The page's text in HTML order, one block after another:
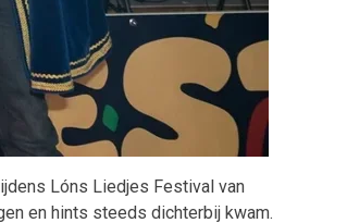
Lóns Liedjes Festival van
en hints steeds dichterbij kwam.